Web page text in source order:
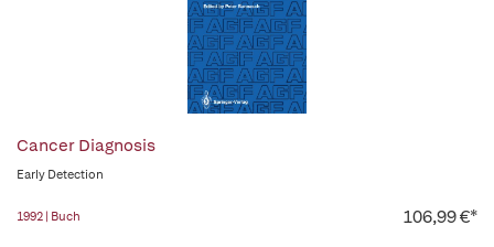
Cancer Diagnosis
Early Detection
1992 | Buch 106,99 €*